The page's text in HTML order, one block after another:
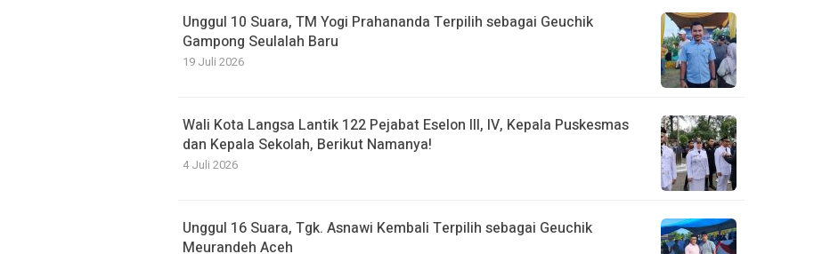
Unggul 10 Suara, TM Yogi Prahananda Terpilih sebagai Geuchik
Gampong Seulalah Baru
19 Juli 2026
Wali Kota Langsa Lantik 122 Pejabat Eselon III, IV, Kepala Puskesmas
dan Kepala Sekolah, Berikut Namanya!
4 Juli 2026
Unggul 16 Suara, Tgk. Asnawi Kembali Terpilih sebagai Geuchik
Meurandeh Aceh